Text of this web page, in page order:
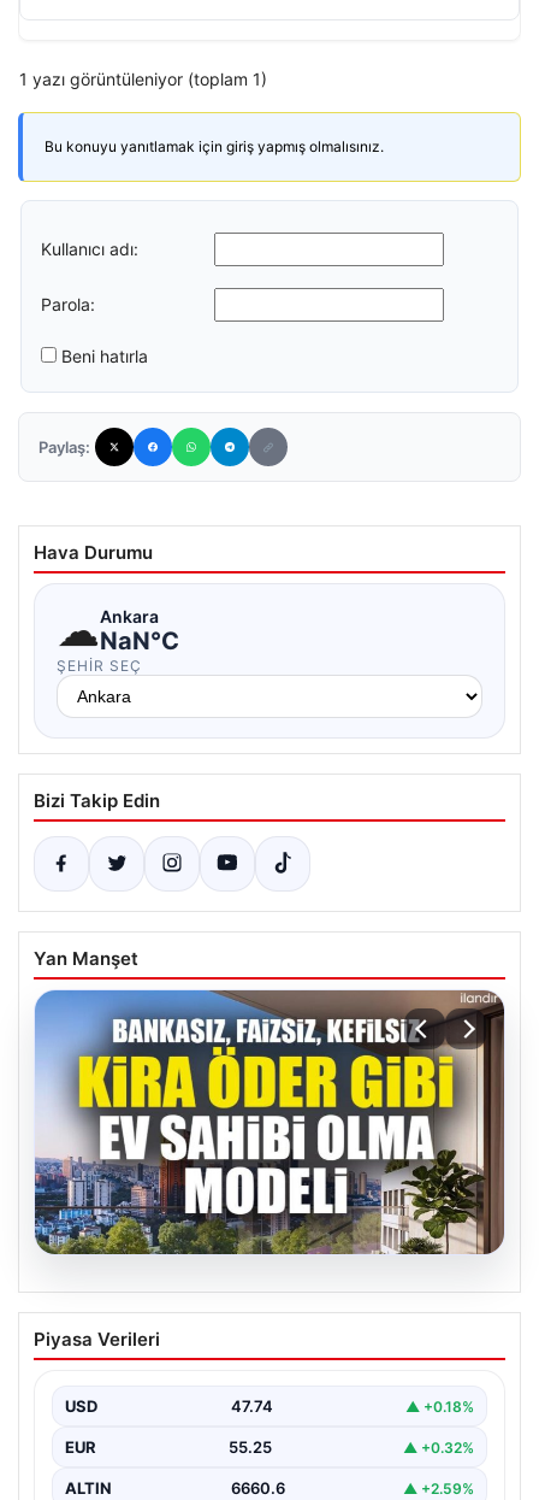
1 yazı görüntüleniyor (toplam 1)
Bu konuyu yanıtlamak için giriş yapmış olmalısınız.
Kullanıcı adı:
Parola:
Beni hatırla
Paylaş:
Hava Durumu
☁Ankara
NaN°C
ŞEHIR SEÇ
Bizi Takip Edin
Yan Manşet
06.08.2026
DAP Yapı’dan Emlak Güvencesi ile Kendi
Kendini Ödeyen Yeni Proje Ataşehir 173
çeken DAP Gayrimenkul Geliştirme, müşterilerine
sunduğu yeni yaşam modeliyle…
Piyasa Verileri
USD 47.74 ▲ +0.18%
EUR 55.25 ▲ +0.32%
ALTIN 6660.6 ▲ +2.59%